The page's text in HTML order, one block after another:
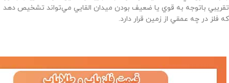
تقريبي باتوجه به قوي يا ضعيف بودن ميدان القايي مي‌تواند تشخيص دهد
كه فلز در چه عمقي از زمين قرار دارد.